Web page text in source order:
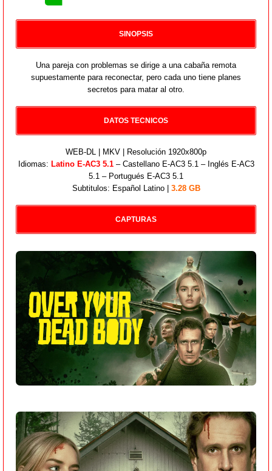
SINOPSIS
Una pareja con problemas se dirige a una cabaña remota
supuestamente para reconectar, pero cada uno tiene planes
secretos para matar al otro.
DATOS TECNICOS
WEB-DL | MKV | Resolución 1920x800p
Idiomas: Latino E-AC3 5.1– Castellano E-AC3 5.1 – Inglés E-AC3
5.1 – Portugués E-AC3 5.1
Subtitulos: Español Latino | 3.28 GB
CAPTURAS